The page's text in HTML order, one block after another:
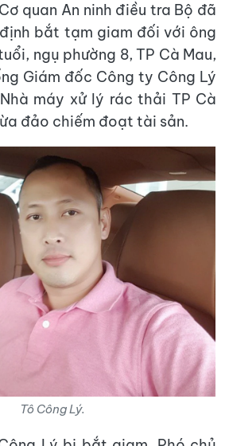
quan An ninh điều tra Bộ đã
bắt tạm giam đối với ông
ngụ phường 8, TP Cà Mau,
Giám đốc Công ty Công Lý
máy xử lý rác thải TP Cà
đảo chiếm đoạt tài sản.
Tô Công Lý.